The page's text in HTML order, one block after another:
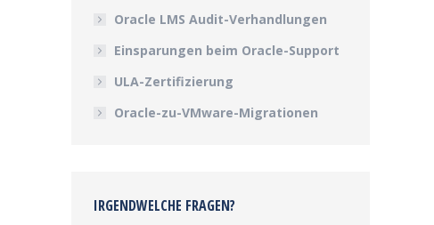
Oracle LMS Audit-Verhandlungen
Einsparungen beim Oracle-Support
ULA-Zertifizierung
Oracle-zu-VMware-Migrationen
IRGENDWELCHE FRAGEN?